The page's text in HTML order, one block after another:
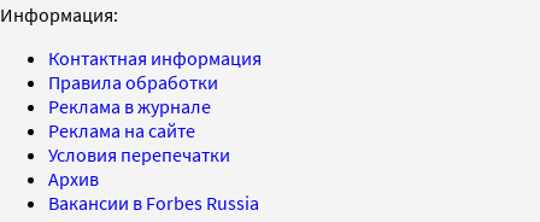
Информация:
Контактная информация
Правила обработки
Реклама в журнале
Реклама на сайте
Условия перепечатки
Архив
Вакансии в Forbes Russia